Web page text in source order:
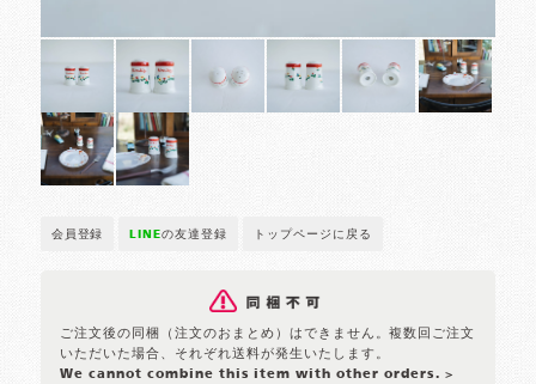
会員登録 LINEの友達登録 トップページに戻る
ご注文後の同梱（注文のおまとめ）はできません。複数回ご注文
いただいた場合、それぞれ送料が発生いたします。
We cannot combine this item with other orders. >